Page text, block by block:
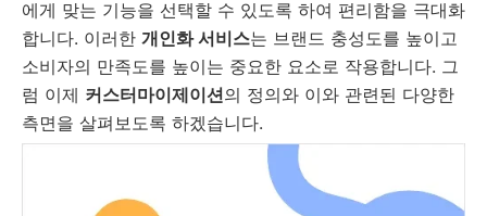
에게 맞는 기능을 선택할 수 있도록 하여 편리함을 극대화
합니다. 이러한 개인화 서비스는 브랜드 충성도를 높이고
소비자의 만족도를 높이는 중요한 요소로 작용합니다. 그
럼 이제 커스터마이제이션의 정의와 이와 관련된 다양한
측면을 살펴보도록 하겠습니다.